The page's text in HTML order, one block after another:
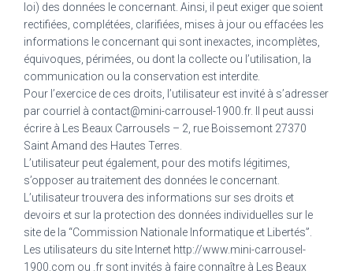
loi) des données le concernant. Ainsi, il peut exiger que soient
rectifiées, complétées, clarifiées, mises à jour ou effacées les
informations le concernant qui sont inexactes, incomplètes,
équivoques, périmées, ou dont la collecte ou l’utilisation, la
communication ou la conservation est interdite.
Pour l’exercice de ces droits, l’utilisateur est invité à s’adresser
par courriel à contact@mini-carrousel-1900.fr. Il peut aussi
écrire à Les Beaux Carrousels – 2, rue Boissemont 27370
Saint Amand des Hautes Terres.
L’utilisateur peut également, pour des motifs légitimes,
s’opposer au traitement des données le concernant.
L’utilisateur trouvera des informations sur ses droits et
devoirs et sur la protection des données individuelles sur le
site de la “Commission Nationale Informatique et Libertés”.
Les utilisateurs du site Internet http://www.mini-carrousel-
1900.com ou .fr sont invités à faire connaître à Les Beaux